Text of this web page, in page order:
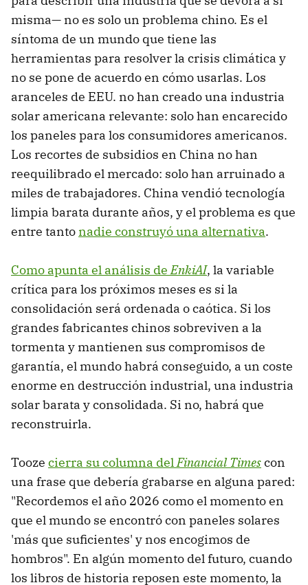
misma— no es solo un problema chino. Es el
síntoma de un mundo que tiene las
herramientas para resolver la crisis climática y
no se pone de acuerdo en cómo usarlas. Los
aranceles de EEU. no han creado una industria
solar americana relevante: solo han encarecido
los paneles para los consumidores americanos.
Los recortes de subsidios en China no han
reequilibrado el mercado: solo han arruinado a
miles de trabajadores. China vendió tecnología
limpia barata durante años, y el problema es que
entre tantonadie construyó una alternativa.
Como apunta el análisis deEnkiAI, la variable
crítica para los próximos meses es si la
consolidación será ordenada o caótica. Si los
grandes fabricantes chinos sobreviven a la
tormenta y mantienen sus compromisos de
garantía, el mundo habrá conseguido, a un coste
enorme en destrucción industrial, una industria
solar barata y consolidada. Si no, habrá que
reconstruirla.
Tooze cierra su columna delFinancial Timescon
una frase que debería grabarse en alguna pared:
"Recordemos el año 2026 como el momento en
que el mundo se encontró con paneles solares
'más que suficientes' y nos encogimos de
hombros". En algún momento del futuro, cuando
los libros de historia reposen este momento, la